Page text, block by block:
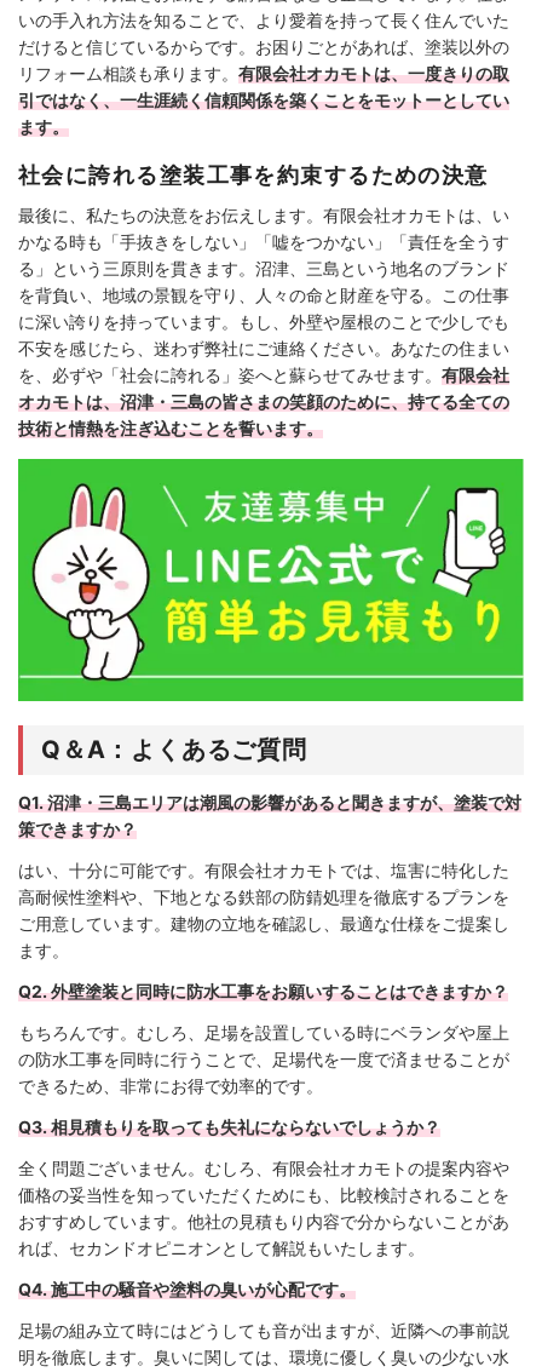
いの手入れ方法を知ることで、より愛着を持って長く住んでいた
だけると信じているからです。お困りごとがあれば、塗装以外の
リフォーム相談も承ります。 有限会社オカモトは、一度きりの取
引ではなく、一生涯続く信頼関係を築くことをモットーとしてい
ます。
社会に誇れる塗装工事を約束するための決意
最後に、私たちの決意をお伝えします。有限会社オカモトは、い
かなる時も「手抜きをしない」「嘘をつかない」「責任を全うす
る」という三原則を貫きます。沼津、三島という地名のブランド
を背負い、地域の景観を守り、人々の命と財産を守る。この仕事
に深い誇りを持っています。もし、外壁や屋根のことで少しでも
不安を感じたら、迷わず弊社にご連絡ください。あなたの住まい
を、必ずや「社会に誇れる」姿へと蘇らせてみせます。 有限会社
オカモトは、沼津・三島の皆さまの笑顔のために、持てる全ての
技術と情熱を注ぎ込むことを誓います。
Q＆A：よくあるご質問
Q1. 沼津・三島エリアは潮風の影響があると聞きますが、塗装で対
策できますか？
はい、十分に可能です。有限会社オカモトでは、塩害に特化した
高耐候性塗料や、下地となる鉄部の防錆処理を徹底するプランを
ご用意しています。建物の立地を確認し、最適な仕様をご提案し
ます。
Q2. 外壁塗装と同時に防水工事をお願いすることはできますか？
もちろんです。むしろ、足場を設置している時にベランダや屋上
の防水工事を同時に行うことで、足場代を一度で済ませることが
できるため、非常にお得で効率的です。
Q3. 相見積もりを取っても失礼にならないでしょうか？
全く問題ございません。むしろ、有限会社オカモトの提案内容や
価格の妥当性を知っていただくためにも、比較検討されることを
おすすめしています。他社の見積もり内容で分からないことがあ
れば、セカンドオピニオンとして解説もいたします。
Q4. 施工中の騒音や塗料の臭いが心配です。
足場の組み立て時にはどうしても音が出ますが、近隣への事前説
明を徹底します。臭いに関しては、環境に優しく臭いの少ない水